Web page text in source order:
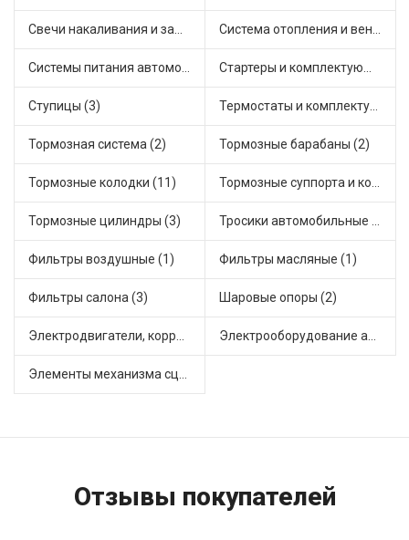
Свечи накаливания и зажигания (1) Система отопления и вентиляции (3)
Системы питания автомобиля (3) Стартеры и комплектующие (2)
Ступицы (3) Термостаты и комплектующие системы охлаждения (6)
Тормозная система (2) Тормозные барабаны (2)
Тормозные колодки (11) Тормозные суппорта и комплектующие (2)
Тормозные цилиндры (3) Тросики автомобильные (6)
Фильтры воздушные (1) Фильтры масляные (1)
Фильтры салона (3) Шаровые опоры (2)
Электродвигатели, корректоры и приводы автомобильн (1) Электрооборудование автомобилей (2)
Элементы механизма сцепления (3)
Отзывы покупателей